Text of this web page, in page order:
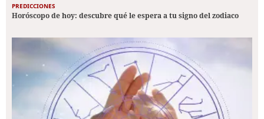
PREDICCIONES
Horóscopo de hoy: descubre qué le espera a tu signo del zodiaco